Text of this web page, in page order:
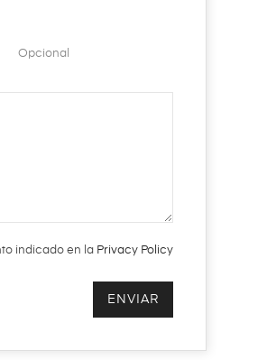
Opcional
indicado en la Privacy Policy